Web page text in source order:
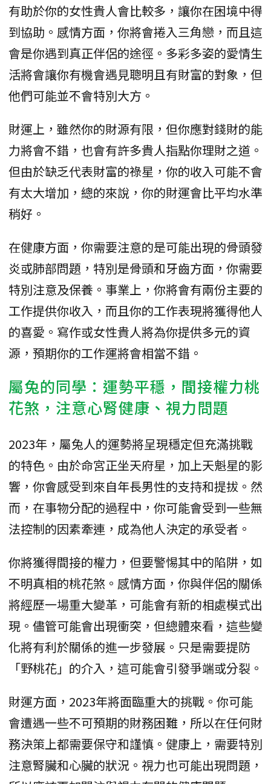
有助於你的女性貴人會比較多，讓你在困境中得
到協助。感情方面，你將會捲入三角戀，而且這
會是你遇到真正伴侶的途徑。多彩多姿的愛情生
活將會讓你有機會遇見聰明且有財富的對象，但
他們可能並不會特別大方。
財運上，雖然你的財源有限，但你應對錢財的能
力將會不錯，也會有許多貴人指點你理財之道。
但由於缺乏代表財富的祿星，你的收入可能不會
有太大增加，總的來說，你的財運會比平均水準
稍好。
在健康方面，你需要注意的是可能出現的骨頭發
炎或肺部問題，特別是骨頭和牙齒方面，你需要
特別注意及保養。事業上，你將會有兩份主要的
工作提供你收入，而且你的工作表現將獲得他人
的喜愛。寫作或女性貴人將為你提供多元的資
源，預期你的工作運將會相當不錯。
屬兔的同學：運勢平穩，間接權力桃
花煞，注意心腎健康、視力問題
2023年，屬兔人的運勢將呈現穩定但充滿挑戰
的特色。由於命宮正坐天府星，加上天魁星的影
響，你會感受到來自年長男性的支持和提拔。然
而，在事物分配的過程中，你可能會受到一些無
法控制的因素牽連，成為他人決定的承受者。
你將獲得間接的權力，但要警惕其中的陷阱，如
不明真相的桃花煞。感情方面，你與伴侶的關係
將經歷一場重大變革，可能會有新的相處模式出
現。儘管可能會出現衝突，但總體來看，這些變
化將有利於關係的進一步發展。只是需要提防
「野桃花」的介入，這可能會引發爭端或分裂。
財運方面，2023年將面臨重大的挑戰。你可能
會遭遇一些不可預期的財務困難，所以在任何財
務決策上都需要保守和謹慎。健康上，需要特別
注意腎臟和心臟的狀況。視力也可能出現問題，